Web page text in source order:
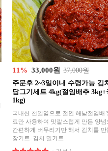
11% 33,000원 37,000원
주문후 2~3일이내 수령가능 김
담그기세트 4kg(절임배추 3kg+
1kg)
국내산 천일염으로 절인 해남절임배
료만 사용하여 맛깔스럽게 만든 양념
간편하게 버무리기만 해서 김치를 만
장키트. 김치 밀키트